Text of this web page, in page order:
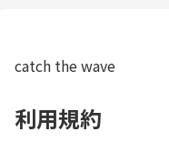
catch the wave
利用規約